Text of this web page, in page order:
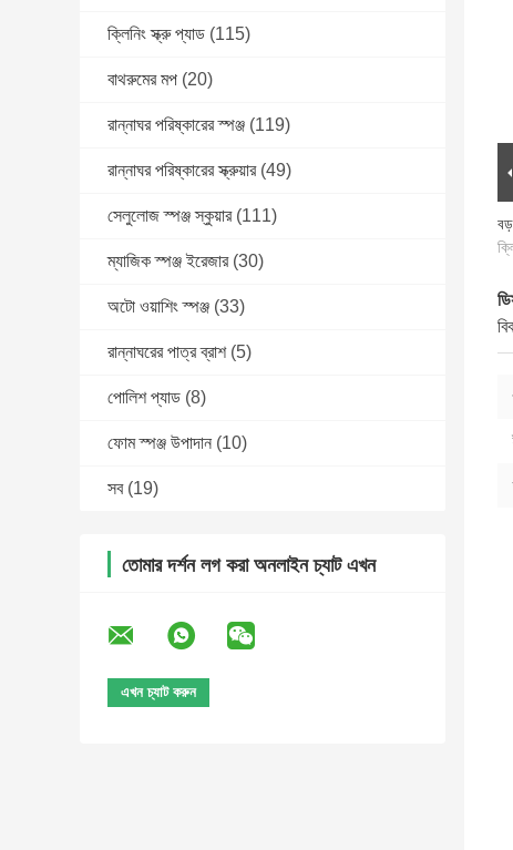
ক্লিনিং স্ক্রু প্যাড (115)
বাথরুমের মপ (20)
রান্নাঘর পরিষ্কারের স্পঞ্জ (119)
রান্নাঘর পরিষ্কারের স্ক্রুয়ার (49)
সেলুলোজ স্পঞ্জ স্কুয়ার (111)
ম্যাজিক স্পঞ্জ ইরেজার (30)
অটো ওয়াশিং স্পঞ্জ (33)
রান্নাঘরের পাত্র ব্রাশ (5)
পোলিশ প্যাড (8)
ফোম স্পঞ্জ উপাদান (10)
সব (19)
তোমার দর্শন লগ করা অনলাইন চ্যাট এখন